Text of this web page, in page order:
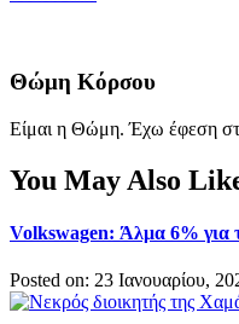
Θώμη Κόρσου
Είμαι η Θώμη. Έχω έφεση
You May Also
Volkswagen: Άλμα 6% για
Posted on: 23 Ιανουαρίου,